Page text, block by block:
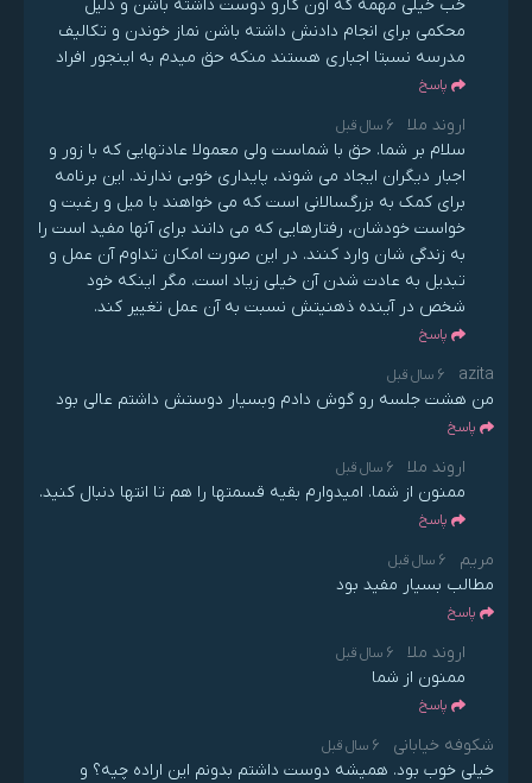
خب خیلی مهمه که اون کارو دوست داشته باشن و دلیل
محکمی برای انجام دادنش داشته باشن نماز خوندن و تکالیف
مدرسه نسبتا اجباری هستند منکه حق میدم به اینجور افراد
پاسخ
اروند ملا 6 سال قبل
سلام بر شما. حق با شماست ولی معمولا عادتهایی که با زور و
اجبار دیگران ایجاد می شوند، پایداری خوبی ندارند. این برنامه
برای کمک به بزرگسالانی است که می خواهند با میل و رغبت و
خواست خودشان، رفتارهایی که می دانند برای آنها مفید است را
به زندگی شان وارد کنند. در این صورت امکان تداوم آن عمل و
تبدیل به عادت شدن آن خیلی زیاد است. مگر اینکه خود
شخص در آینده ذهنیتش نسبت به آن عمل تغییر کند.
پاسخ
azita 6 سال قبل
من هشت جلسه رو گوش دادم وبسيار دوستش داشتم عالي بود
پاسخ
اروند ملا 6 سال قبل
ممنون از شما. امیدوارم بقیه قسمتها را هم تا انتها دنبال کنید.
پاسخ
مریم 6 سال قبل
مطالب بسیار مفید بود
پاسخ
اروند ملا 6 سال قبل
ممنون از شما
پاسخ
شکوفه خیابانی 6 سال قبل
خیلی خوب بود. همیشه دوست داشتم بدونم این اراده چیه؟ و